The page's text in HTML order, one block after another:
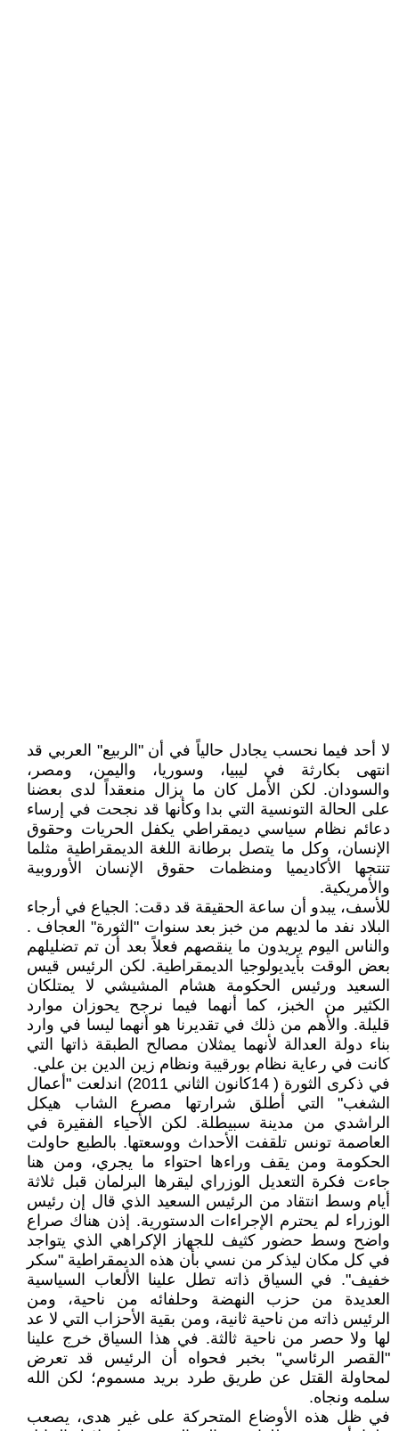
لا أحد فيما نحسب يجادل حالياً في أن "الربيع" العربي قد
انتهى بكارثة في ليبيا، وسوريا، واليمن، ومصر،
والسودان. لكن الأمل كان ما يزال منعقداً لدى بعضنا
على الحالة التونسية التي بدا وكأنها قد نجحت في إرساء
دعائم نظام سياسي ديمقراطي يكفل الحريات وحقوق
الإنسان، وكل ما يتصل برطانة اللغة الديمقراطية مثلما
تنتجها الأكاديميا ومنظمات حقوق الإنسان الأوروبية
والأمريكية.
للأسف، يبدو أن ساعة الحقيقة قد دقت: الجياع في أرجاء
البلاد نفد ما لديهم من خبز بعد سنوات "الثورة" العجاف .
والناس اليوم يريدون ما ينقصهم فعلاً بعد أن تم تضليلهم
بعض الوقت بأيديولوجيا الديمقراطية. لكن الرئيس قيس
السعيد ورئيس الحكومة هشام المشيشي لا يمتلكان
الكثير من الخبز، كما أنهما فيما نرجح يحوزان موارد
قليلة. والأهم من ذلك في تقديرنا هو أنهما ليسا في وارد
بناء دولة العدالة لأنهما يمثلان مصالح الطبقة ذاتها التي
كانت في رعاية نظام بورقيبة ونظام زين الدين بن علي.
في ذكرى الثورة ( 14كانون الثاني 2011) اندلعت "أعمال
الشغب" التي أطلق شرارتها مصرع الشاب هيكل
الراشدي من مدينة سبيطلة. لكن الأحياء الفقيرة في
العاصمة تونس تلقفت الأحداث ووسعتها. بالطبع حاولت
الحكومة ومن يقف وراءها احتواء ما يجري، ومن هنا
جاءت فكرة التعديل الوزراي ليقرها البرلمان قبل ثلاثة
أيام وسط انتقاد من الرئيس السعيد الذي قال إن رئيس
الوزراء لم يحترم الإجراءات الدستورية. إذن هناك صراع
واضح وسط حضور كثيف للجهاز الإكراهي الذي يتواجد
في كل مكان ليذكر من نسي بأن هذه الديمقراطية "سكر
خفيف". في السياق ذاته تطل علينا الألعاب السياسية
العديدة من حزب النهضة وحلفائه من ناحية، ومن
الرئيس ذاته من ناحية ثانية، ومن بقية الأحزاب التي لا عد
لها ولا حصر من ناحية ثالثة. في هذا السياق خرج علينا
"القصر الرئاسي" بخبر فحواه أن الرئيس قد تعرض
لمحاولة القتل عن طريق طرد بريد مسموم؛ لكن الله
سلمه ونجاه.
في ظل هذه الأوضاع المتحركة على غير هدى، يصعب